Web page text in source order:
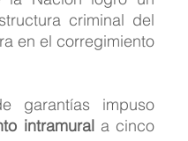
en el corregimiento
intramural a cinco